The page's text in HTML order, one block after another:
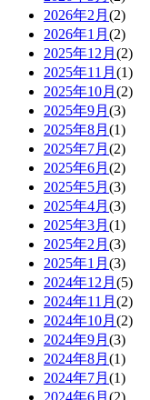
2026年2月 (2)
2026年1月 (2)
2025年12月 (2)
2025年11月 (1)
2025年10月 (2)
2025年9月 (3)
2025年8月 (1)
2025年7月 (2)
2025年6月 (2)
2025年5月 (3)
2025年4月 (3)
2025年3月 (1)
2025年2月 (3)
2025年1月 (3)
2024年12月 (5)
2024年11月 (2)
2024年10月 (2)
2024年9月 (3)
2024年8月 (1)
2024年7月 (1)
2024年6月 (2)